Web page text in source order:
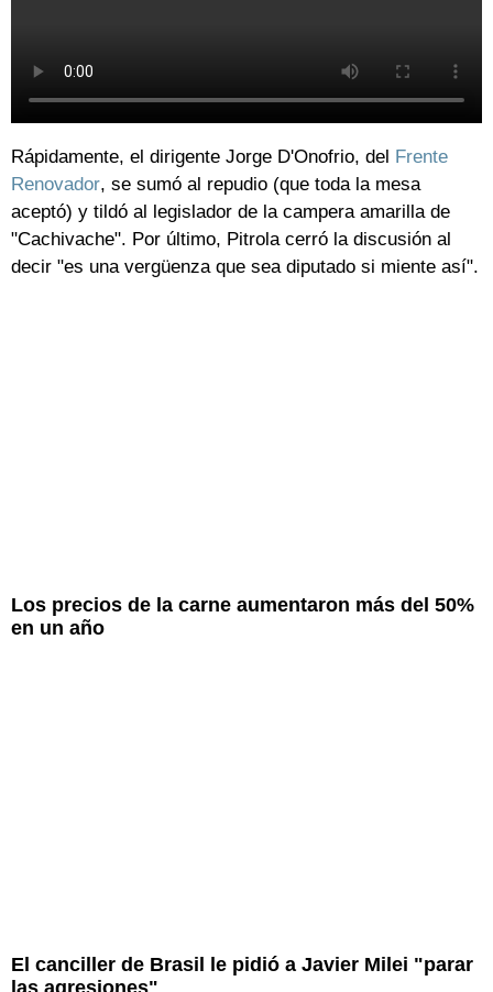
Rápidamente, el dirigente Jorge D'Onofrio, del Frente
Renovador, se sumó al repudio (que toda la mesa
aceptó) y tildó al legislador de la campera amarilla de
"Cachivache". Por último, Pitrola cerró la discusión al
decir "es una vergüenza que sea diputado si miente así".
Los precios de la carne aumentaron más del 50%
en un año
El canciller de Brasil le pidió a Javier Milei "parar
las agresiones"